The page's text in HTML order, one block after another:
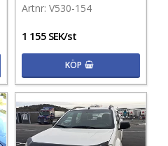
V530-154
1 155 SEK/st
KÖP